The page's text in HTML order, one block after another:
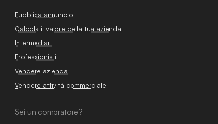
Pubblica annuncio
Calcola il valore della tua azienda
Intermediari
Professionisti
Vendere azienda
Vendere attività commerciale
Sei un compratore?